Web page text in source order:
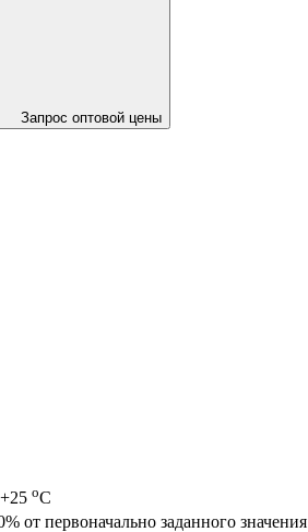
Запрос оптовой цены
oC
от первоначально заданного значения